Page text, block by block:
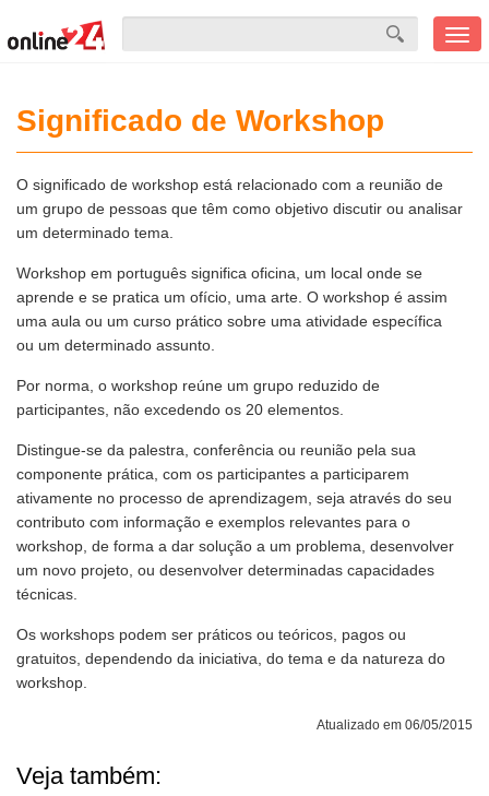
Significado de Workshop
O significado de workshop está relacionado com a reunião de
um grupo de pessoas que têm como objetivo discutir ou analisar
um determinado tema.
Workshop em português significa oficina, um local onde se
aprende e se pratica um ofício, uma arte. O workshop é assim
uma aula ou um curso prático sobre uma atividade específica
ou um determinado assunto.
Por norma, o workshop reúne um grupo reduzido de
participantes, não excedendo os 20 elementos.
Distingue-se da palestra, conferência ou reunião pela sua
componente prática, com os participantes a participarem
ativamente no processo de aprendizagem, seja através do seu
contributo com informação e exemplos relevantes para o
workshop, de forma a dar solução a um problema, desenvolver
um novo projeto, ou desenvolver determinadas capacidades
técnicas.
Os workshops podem ser práticos ou teóricos, pagos ou
gratuitos, dependendo da iniciativa, do tema e da natureza do
workshop.
Atualizado em 06/05/2015
Veja também: